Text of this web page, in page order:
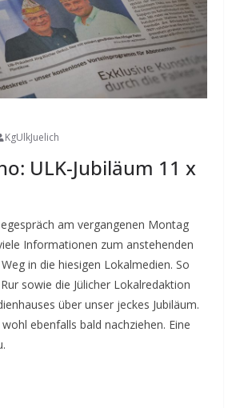
KgUlkJuelich
ULK-Jubiläum 11 x
am vergangenen Montag
Informationen zum anstehenden
in die hiesigen Lokalmedien. So
sowie die Jülicher Lokalredaktion
über unser jeckes Jubiläum.
ebenfalls bald nachziehen. Eine